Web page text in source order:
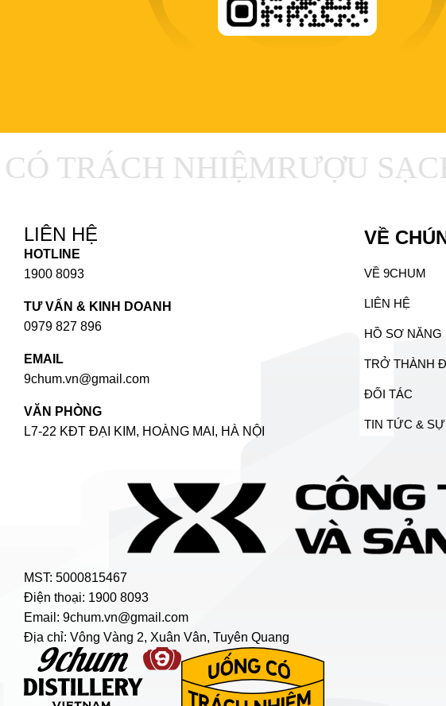
TRÁCH NHIỆMRƯỢU
MST: 5000815467
Điện thoại: 1900 8093
Email: 9chum.vn@gmail.com
Địa chỉ: Vông Vàng 2, Xuân Vân, Tuyên Quang
LIÊN HỆ
HOTLINE
1900 8093
TƯ VẤN & KINH DOANH
0979 827 896
EMAIL
9chum.vn@gmail.com
VĂN PHÒNG
L7-22 KĐT ĐẠI KIM, HOÀNG MAI, HÀ NỘI
VỀ
VỀ 9CHUM
LIÊN HỆ
HỒ SƠ NĂNG
TRỞ THÀNH
ĐỐI TÁC
TIN TỨC &